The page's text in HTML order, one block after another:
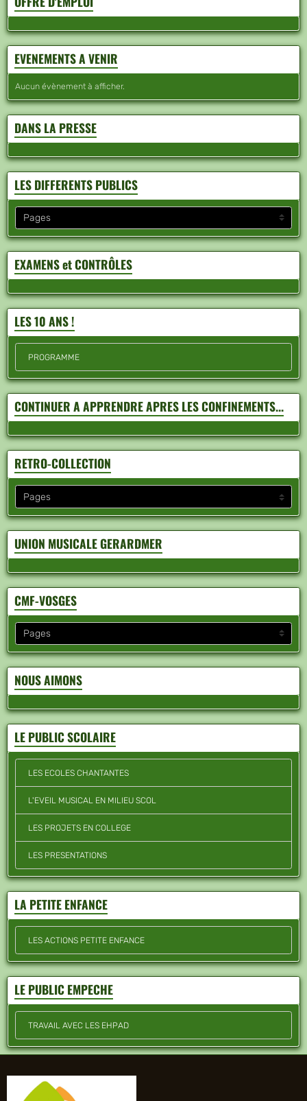
EVENEMENTS A VENIR
Aucun évènement à afficher.
DANS LA PRESSE
LES DIFFERENTS PUBLICS
EXAMENS et CONTRÔLES
LES 10 ANS !
PROGRAMME
CONTINUER A APPRENDRE APRES LES CONFINEMENTS...
RETRO-COLLECTION
UNION MUSICALE GERARDMER
CMF-VOSGES
NOUS AIMONS
LE PUBLIC SCOLAIRE
LES ECOLES CHANTANTES
L'EVEIL MUSICAL EN MILIEU SCOL
LES PROJETS EN COLLEGE
LES PRESENTATIONS
LA PETITE ENFANCE
LES ACTIONS PETITE ENFANCE
LE PUBLIC EMPECHE
TRAVAIL AVEC LES EHPAD